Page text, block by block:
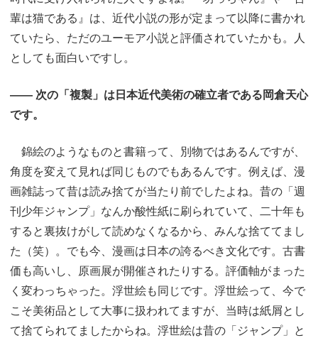
輩は猫である』は、近代小説の形が定まって以降に書かれ
ていたら、ただのユーモア小説と評価されていたかも。人
としても面白いですし。
―― 次の「複製」は日本近代美術の確立者である岡倉天心
です。
錦絵のようなものと書籍って、別物ではあるんですが、
角度を変えて見れば同じものでもあるんです。例えば、漫
画雑誌って昔は読み捨てが当たり前でしたよね。昔の「週
刊少年ジャンプ」なんか酸性紙に刷られていて、二十年も
すると裏抜けがして読めなくなるから、みんな捨ててまし
た（笑）。でも今、漫画は日本の誇るべき文化です。古書
価も高いし、原画展が開催されたりする。評価軸がまった
く変わっちゃった。浮世絵も同じです。浮世絵って、今で
こそ美術品として大事に扱われてますが、当時は紙屑とし
て捨てられてましたからね。浮世絵は昔の「ジャンプ」と